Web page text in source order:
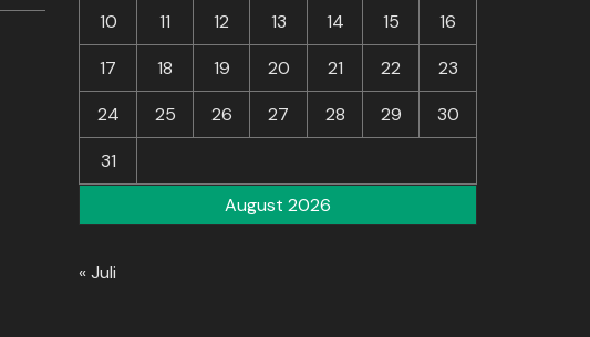
August 2026
10
11 12 13 14 15
16
17
18 19 20 21 22
23
24
25 26 27 28 29
30
31
« Juli